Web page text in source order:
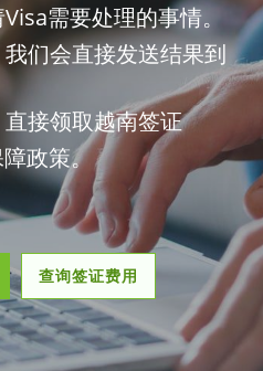
需要处理的事情。
们会直接发送结果到
接领取越南签证
政策。
查询签证费用